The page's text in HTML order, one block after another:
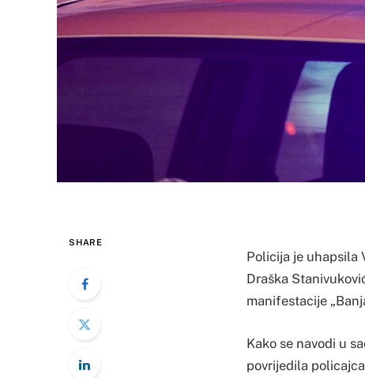
SHARE
Policija je uhapsila
Draška
manifestacije
Kako se navodi u
povrijedila